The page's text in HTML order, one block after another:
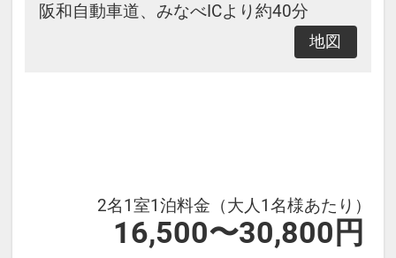
※「施設へのメッセージ」に人数
と年齢を必ず入力して下さい。
※人数と年齢を施設への通信欄（ご
要望欄）に必ず入力して下さい。
阪和自動車道、みなべICより約40分
地図
2名1室1泊料金（大人1名様あたり）
16,500〜30,800円